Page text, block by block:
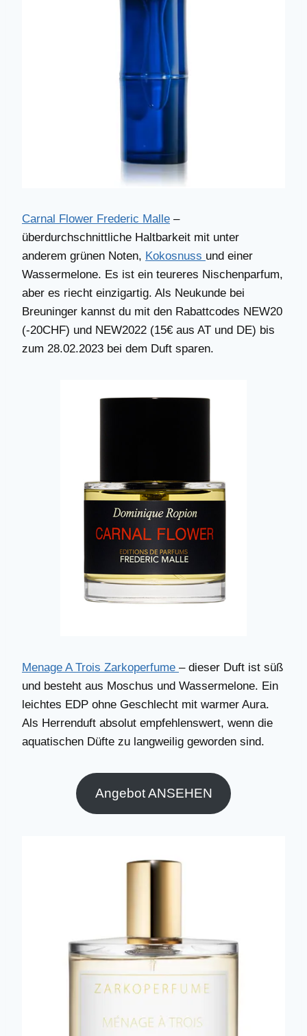
Carnal Flower Frederic Malle –
überdurchschnittliche Haltbarkeit mit unter
anderem grünen Noten, Kokosnuss und einer
Wassermelone. Es ist ein teureres Nischenparfum,
aber es riecht einzigartig. Als Neukunde bei
Breuninger kannst du mit den Rabattcodes NEW20
(-20CHF) und NEW2022 (15€ aus AT und DE) bis
zum 28.02.2023 bei dem Duft sparen.
Menage A Trois Zarkoperfume – dieser Duft ist süß
und besteht aus Moschus und Wassermelone. Ein
leichtes EDP ohne Geschlecht mit warmer Aura.
Als Herrenduft absolut empfehlenswert, wenn die
aquatischen Düfte zu langweilig geworden sind.
Angebot ANSEHEN